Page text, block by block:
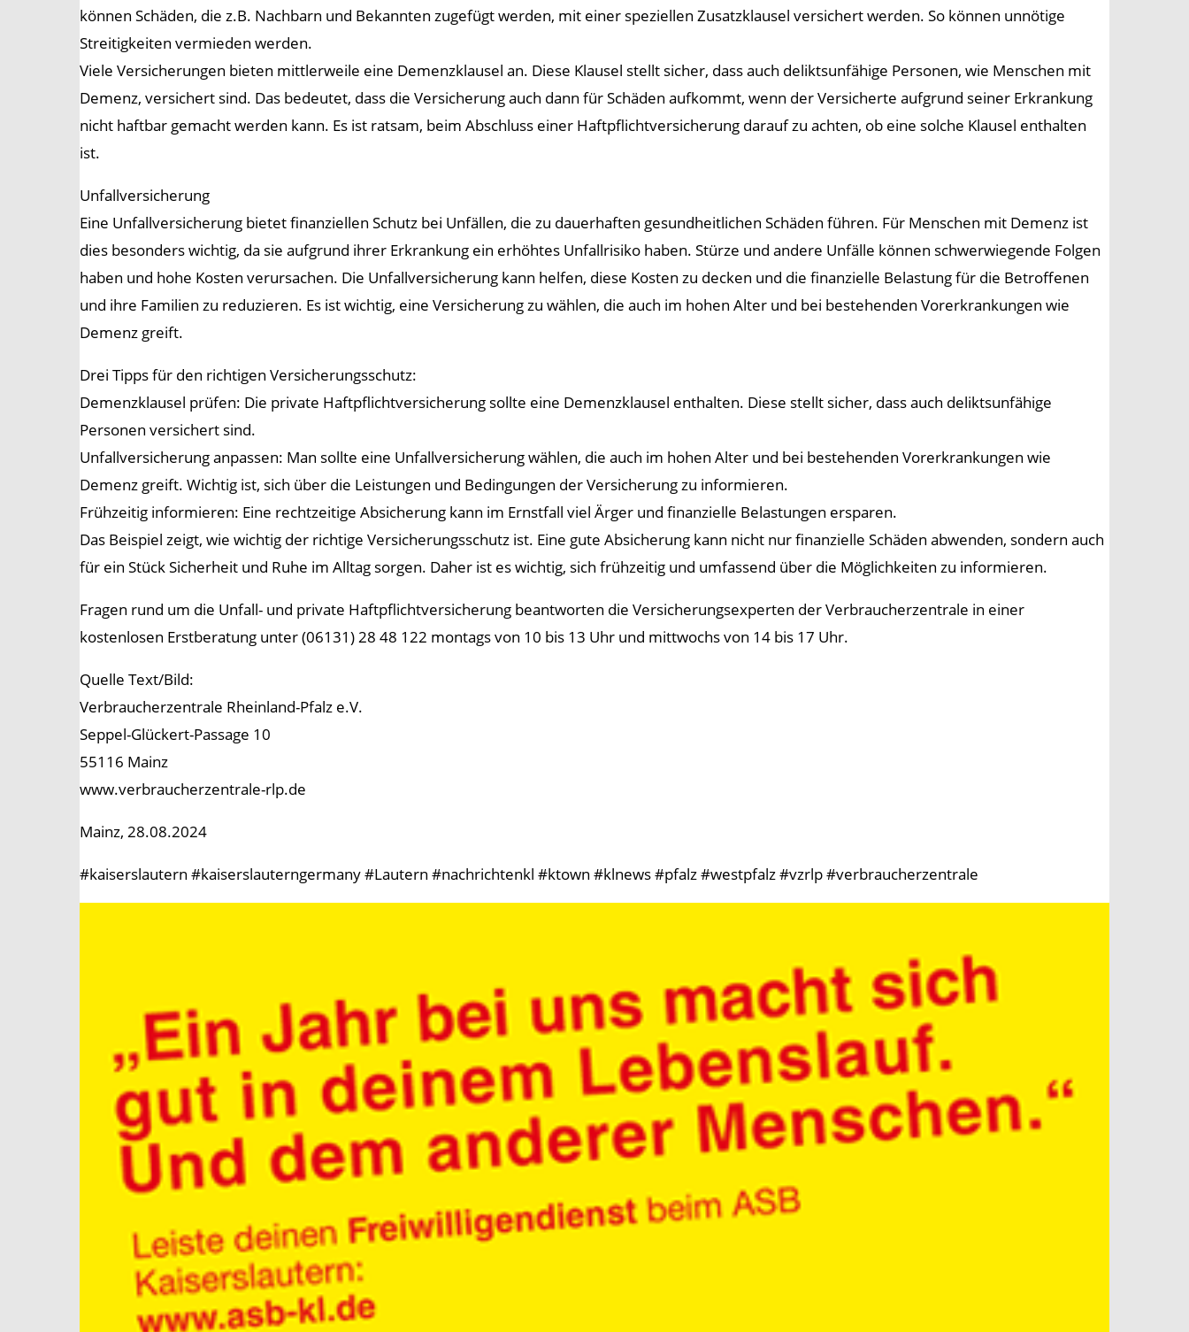
können Schäden, die z.B. Nachbarn und Bekannten zugefügt werden, mit einer speziellen Zusatzklausel versichert werden. So können unnötige
Streitigkeiten vermieden werden.
Viele Versicherungen bieten mittlerweile eine Demenzklausel an. Diese Klausel stellt sicher, dass auch deliktsunfähige Personen, wie Menschen mit
Demenz, versichert sind. Das bedeutet, dass die Versicherung auch dann für Schäden aufkommt, wenn der Versicherte aufgrund seiner Erkrankung
nicht haftbar gemacht werden kann. Es ist ratsam, beim Abschluss einer Haftpflichtversicherung darauf zu achten, ob eine solche Klausel enthalten
ist.
Unfallversicherung
Eine Unfallversicherung bietet finanziellen Schutz bei Unfällen, die zu dauerhaften gesundheitlichen Schäden führen. Für Menschen mit Demenz ist
dies besonders wichtig, da sie aufgrund ihrer Erkrankung ein erhöhtes Unfallrisiko haben. Stürze und andere Unfälle können schwerwiegende Folgen
haben und hohe Kosten verursachen. Die Unfallversicherung kann helfen, diese Kosten zu decken und die finanzielle Belastung für die Betroffenen
und ihre Familien zu reduzieren. Es ist wichtig, eine Versicherung zu wählen, die auch im hohen Alter und bei bestehenden Vorerkrankungen wie
Demenz greift.
Drei Tipps für den richtigen Versicherungsschutz:
Demenzklausel prüfen: Die private Haftpflichtversicherung sollte eine Demenzklausel enthalten. Diese stellt sicher, dass auch deliktsunfähige
Personen versichert sind.
Unfallversicherung anpassen: Man sollte eine Unfallversicherung wählen, die auch im hohen Alter und bei bestehenden Vorerkrankungen wie
Demenz greift. Wichtig ist, sich über die Leistungen und Bedingungen der Versicherung zu informieren.
Frühzeitig informieren: Eine rechtzeitige Absicherung kann im Ernstfall viel Ärger und finanzielle Belastungen ersparen.
Das Beispiel zeigt, wie wichtig der richtige Versicherungsschutz ist. Eine gute Absicherung kann nicht nur finanzielle Schäden abwenden, sondern auch
für ein Stück Sicherheit und Ruhe im Alltag sorgen. Daher ist es wichtig, sich frühzeitig und umfassend über die Möglichkeiten zu informieren.
Fragen rund um die Unfall- und private Haftpflichtversicherung beantworten die Versicherungsexperten der Verbraucherzentrale in einer
kostenlosen Erstberatung unter (06131) 28 48 122 montags von 10 bis 13 Uhr und mittwochs von 14 bis 17 Uhr.
Quelle Text/Bild:
Verbraucherzentrale Rheinland-Pfalz e.V.
Seppel-Glückert-Passage 10
55116 Mainz
www.verbraucherzentrale-rlp.de
Mainz, 28.08.2024
#kaiserslautern #kaiserslauterngermany #Lautern #nachrichtenkl #ktown #klnews #pfalz #westpfalz #vzrlp #verbraucherzentrale